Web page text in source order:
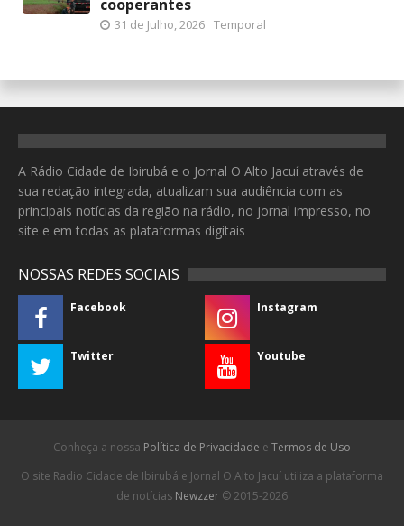
cooperantes
31 de Julho, 2026 Temporal
A Rádio Cidade de Ibirubá e o Jornal O Alto Jacuí através de
sua redação integrada, atualizam sua audiência com as
principais notícias da região na rádio, no jornal impresso, no
site e em todas as plataformas digitais
NOSSAS REDES SOCIAIS
Facebook Instagram
Twitter Youtube
Conheça a nossa Política de Privacidade e Termos de Uso
O site Radio Cidade de Ibirubá e Jornal O Alto Jacuí utiliza a plataforma
de notícias Newzzer © 2015-2026